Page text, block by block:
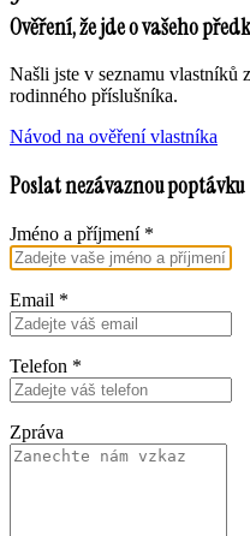
Ověření, že jde o vašeho
Našli jste v seznamu vlastníků
rodinného příslušníka.
Návod na ověření vlastníka
Poslat nezávaznou poptávku
Jméno a příjmení *
Email *
Telefon *
Zpráva